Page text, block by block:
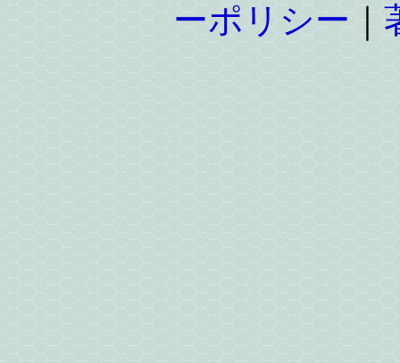
ーポリシー